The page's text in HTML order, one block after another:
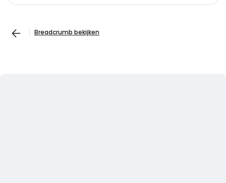
Breadcrumb bekijken